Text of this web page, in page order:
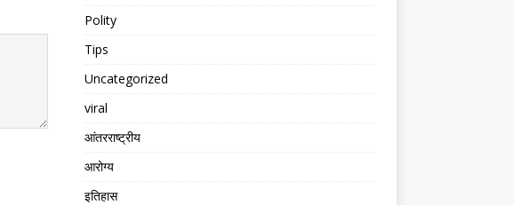
Polity
Tips
Uncategorized
viral
आंतरराष्ट्रीय
आरोग्य
इतिहास